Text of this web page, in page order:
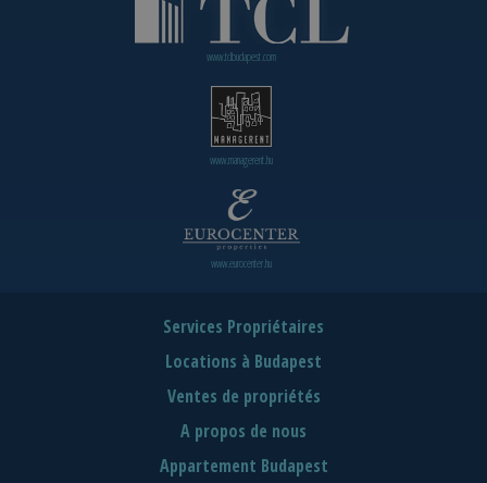
www.tclbudapest.com
www.managerent.hu
www.eurocenter.hu
Services Propriétaires
Locations à Budapest
Ventes de propriétés
A propos de nous
Appartement Budapest